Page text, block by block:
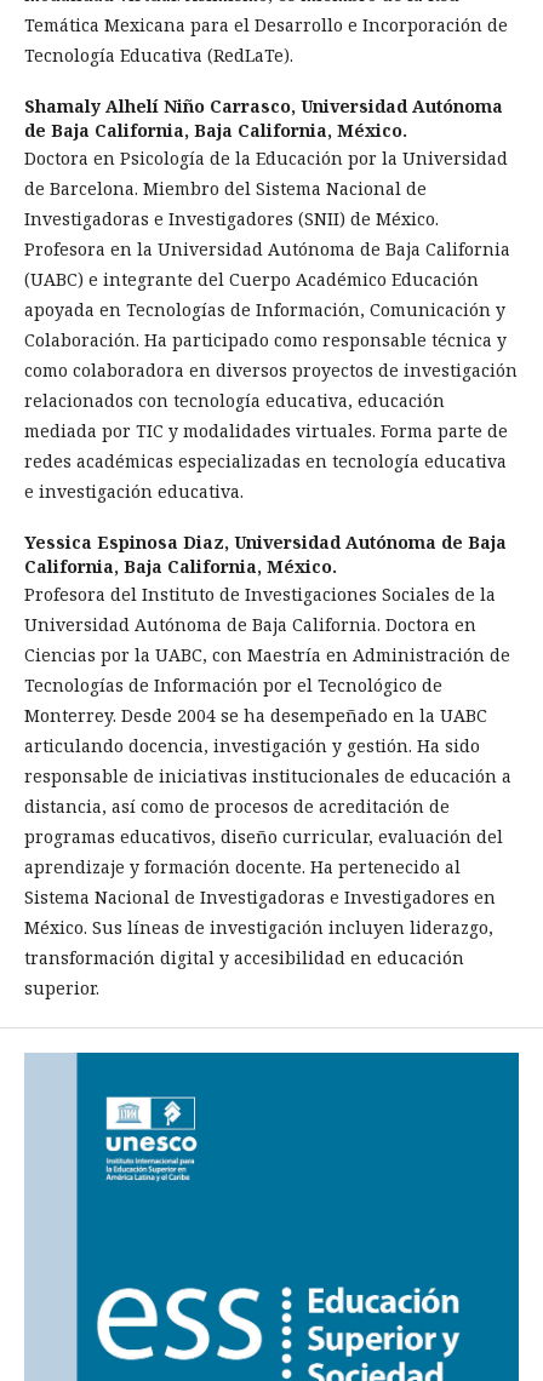
Temática Mexicana para el Desarrollo e Incorporación de
Tecnología Educativa (RedLaTe).
Shamaly Alhelí Niño Carrasco, Universidad Autónoma
de Baja California, Baja California, México.
Doctora en Psicología de la Educación por la Universidad
de Barcelona. Miembro del Sistema Nacional de
Investigadoras e Investigadores (SNII) de México.
Profesora en la Universidad Autónoma de Baja California
(UABC) e integrante del Cuerpo Académico Educación
apoyada en Tecnologías de Información, Comunicación y
Colaboración. Ha participado como responsable técnica y
como colaboradora en diversos proyectos de investigación
relacionados con tecnología educativa, educación
mediada por TIC y modalidades virtuales. Forma parte de
redes académicas especializadas en tecnología educativa
e investigación educativa.
Yessica Espinosa Diaz, Universidad Autónoma de Baja
California, Baja California, México.
Profesora del Instituto de Investigaciones Sociales de la
Universidad Autónoma de Baja California. Doctora en
Ciencias por la UABC, con Maestría en Administración de
Tecnologías de Información por el Tecnológico de
Monterrey. Desde 2004 se ha desempeñado en la UABC
articulando docencia, investigación y gestión. Ha sido
responsable de iniciativas institucionales de educación a
distancia, así como de procesos de acreditación de
programas educativos, diseño curricular, evaluación del
aprendizaje y formación docente. Ha pertenecido al
Sistema Nacional de Investigadoras e Investigadores en
México. Sus líneas de investigación incluyen liderazgo,
transformación digital y accesibilidad en educación
superior.